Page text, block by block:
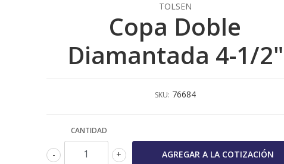
TOLSEN
Copa Doble
Diamantada 4-1/2"
SKU: 76684
CANTIDAD
+
-